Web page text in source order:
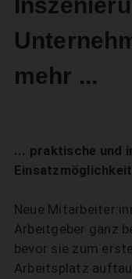
mehr ...
... praktische und
Neue
Arbeitgeber ganz
bevor sie zum
Arbeitsplatz